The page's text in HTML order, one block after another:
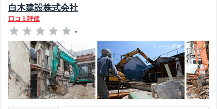
白木建設株式会社
口コミ評価
-